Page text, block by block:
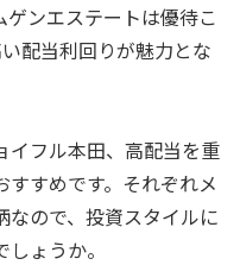
ンエステートは優待こ
配当利回りが魅力とな
イフル本田、高配当を重
すめです。それぞれメ
なので、投資スタイルに
ょうか。